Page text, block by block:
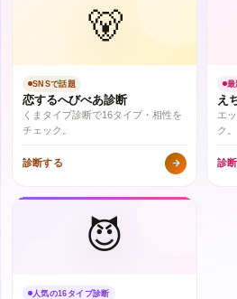
🐻
SNSで話題
恋するへびべあ診断
くまタイプ診断で16タイプ・相性を
チェック。
診断する
最
え
エ
ク。
診
😈
人気の16タイプ診断